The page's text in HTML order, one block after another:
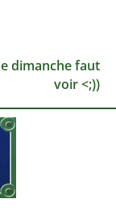
dimanche faut
voir <;))